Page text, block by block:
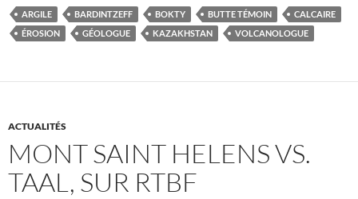
ARGILE BARDINTZEFF BOKTY BUTTE TÉMOIN
CALCAIRE
ÉROSION
GÉOLOGUE KAZAKHSTAN VOLCANOLOGUE
ACTUALITÉS
MONT SAINT HELENS VS.
TAAL, SUR RTBF